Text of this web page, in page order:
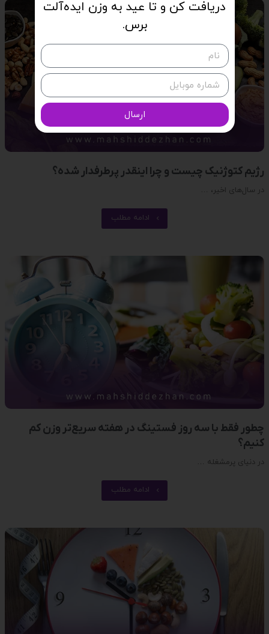
رژیم کتوژنیک چیست و چرا اینقدر پرطرفدار شده؟
در سال‌های اخیر، …
ادامه مطلب
چطور فقط با سه روز فستینگ در هفته سریع‌تر وزن کم
کنیم؟
در دنیای پرمشغله …
ادامه مطلب
دریافت کن و تا عید به وزن ایده‌آلت
برس.
ارسال